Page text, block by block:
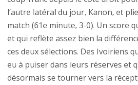
l’autre latéral du jour, Kanon, et
match (61e minute, 3-0). Un score
et qui reflète assez bien la
ces deux sélections. Des Ivoiriens
eu à puiser dans leurs réserves et
désormais se tourner vers la